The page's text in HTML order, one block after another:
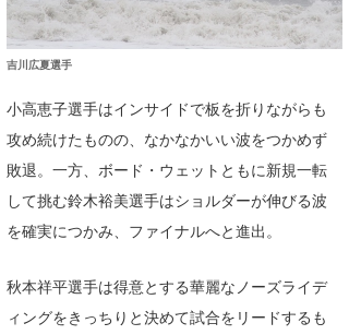
吉川広夏選手
小高恵子選手はインサイドで板を折りながらも
攻め続けたものの、なかなかいい波をつかめず
敗退。一方、ボード・ウェットともに新規一転
して挑む鈴木裕美選手はショルダーが伸びる波
を確実につかみ、ファイナルへと進出。
秋本祥平選手は得意とする華麗なノーズライデ
ィングをきっちりと決めて試合をリードするも
Mr.K
chappy
Romisea